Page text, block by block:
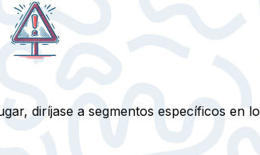
diríjase a segmentos específicos en